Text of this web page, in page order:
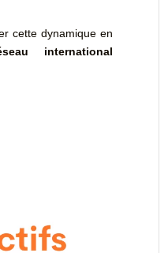
cette dynamique en
international